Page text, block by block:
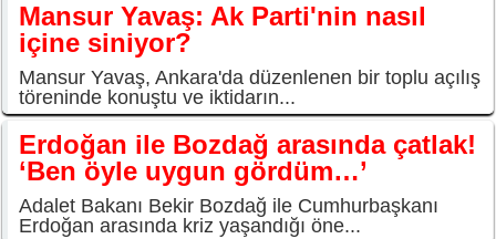
Mansur Yavaş: Ak Parti'nin nasıl
içine siniyor?
Mansur Yavaş, Ankara'da düzenlenen bir toplu açılış
töreninde konuştu ve iktidarın...
Erdoğan ile Bozdağ arasında çatlak!
‘Ben öyle uygun gördüm…’
Adalet Bakanı Bekir Bozdağ ile Cumhurbaşkanı
Erdoğan arasında kriz yaşandığı öne...